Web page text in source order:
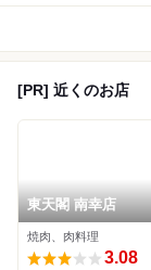
[PR] 近くのお店
東天閣 南幸店
焼肉、肉料理
3.08